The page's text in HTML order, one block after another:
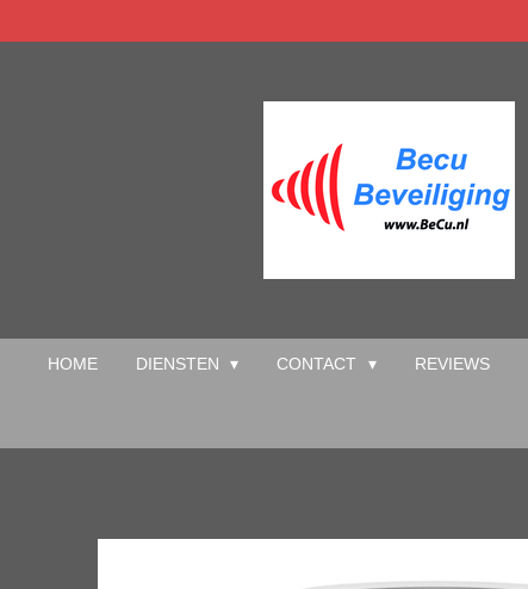
direct
HOME DIENSTEN CONTACT REVIEWS